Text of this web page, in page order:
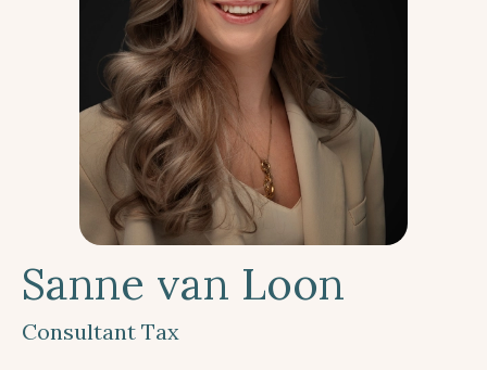
Sanne van Loon
Consultant Tax